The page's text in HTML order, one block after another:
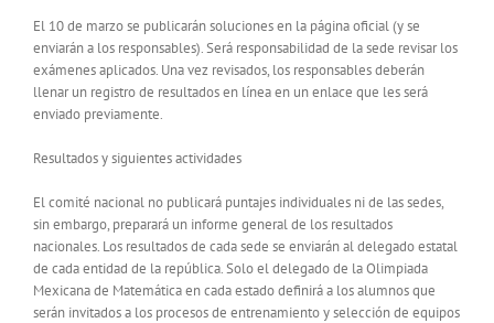
El 10 de marzo se publicarán soluciones en la página oficial (y se
enviarán a los responsables). Será responsabilidad de la sede revisar los
exámenes aplicados. Una vez revisados, los responsables deberán
llenar un registro de resultados en línea en un enlace que les será
enviado previamente.
Resultados y siguientes actividades
El comité nacional no publicará puntajes individuales ni de las sedes,
sin embargo, preparará un informe general de los resultados
nacionales. Los resultados de cada sede se enviarán al delegado estatal
de cada entidad de la república. Solo el delegado de la Olimpiada
Mexicana de Matemática en cada estado definirá a los alumnos que
serán invitados a los procesos de entrenamiento y selección de equipos